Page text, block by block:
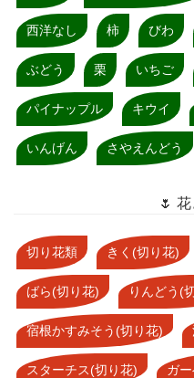
西洋なし 柿 びわ
ぶどう 栗 いちご
パイナップル キウイ
いんげん さやえんどう
🌷
切り花類 きく(切り花)
ばら(切り花) りんどう(
宿根かすみそう(切り花)
スターチス(切り花) ガ